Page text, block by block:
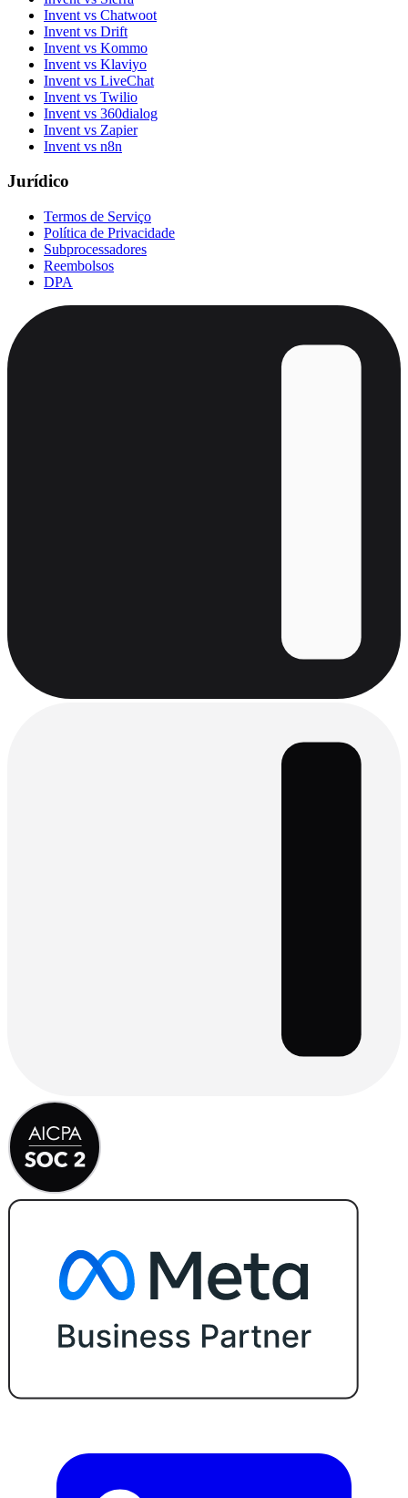
Invent vs Chatwoot
Invent vs Drift
Invent vs Kommo
Invent vs Klaviyo
Invent vs LiveChat
Invent vs Twilio
Invent vs 360dialog
Invent vs Zapier
Invent vs n8n
Jurídico
Termos de Serviço
Política de Privacidade
Subprocessadores
Reembolsos
DPA